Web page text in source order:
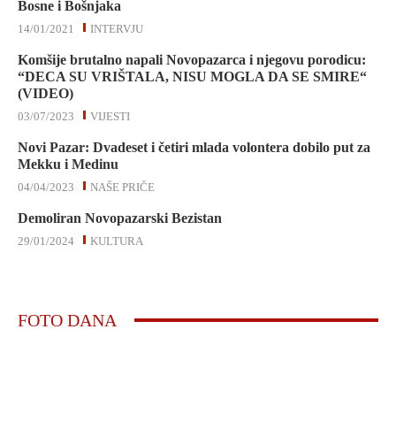
Bosne i Bošnjaka
INTERVJU
14/01/2021
Komšije brutalno napali Novopazarca i njegovu porodicu:
“DECA SU VRIŠTALA, NISU MOGLA DA SE SMIRE“
(VIDEO)
VIJESTI
03/07/2023
Novi Pazar: Dvadeset i četiri mlada volontera dobilo put za
Mekku i Medinu
NAŠE PRIČE
04/04/2023
Demoliran Novopazarski Bezistan
KULTURA
29/01/2024
FOTO DANA